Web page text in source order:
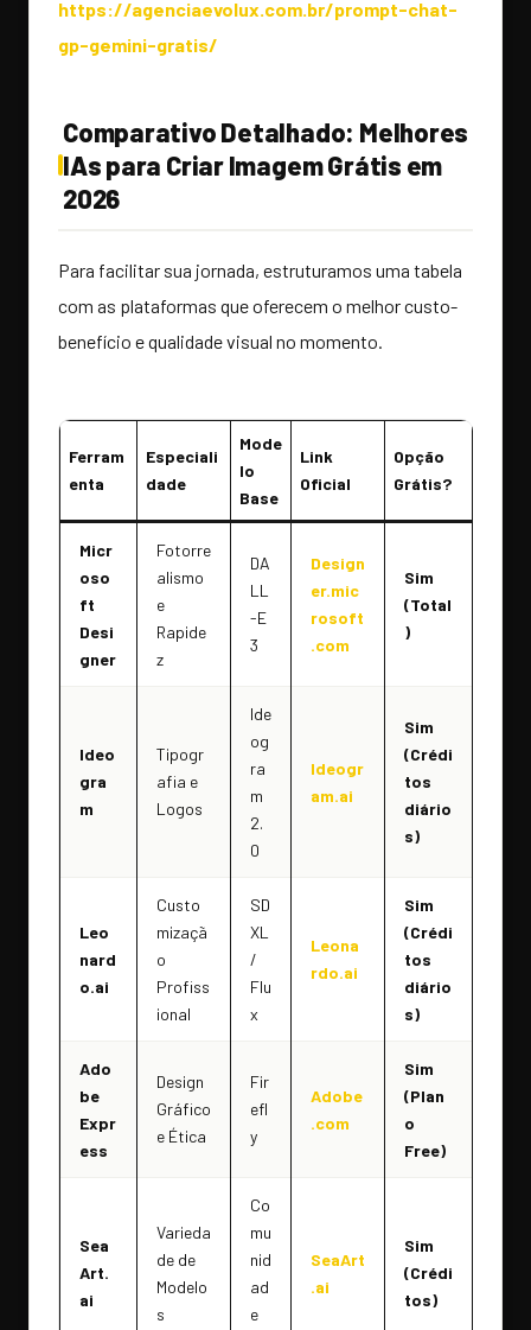
https://agenciaevolux.com.br/prompt-chat-
gp-gemini-gratis/
Comparativo Detalhado: Melhores
IAs para Criar Imagem Grátis em
2026
Para facilitar sua jornada, estruturamos uma tabela
com as plataformas que oferecem o melhor custo-
benefício e qualidade visual no momento.
Ferram
enta
Especiali
dade
Mode
lo
Base
Link
Oficial
Opção
Grátis?
Micr
oso
ft
Desi
gner
Fotorre
alismo
e
Rapide
z
DA
LL
-E
3
Design
er.mic
rosoft
.com
Sim
(Total
)
Ideo
gra
m
Tipogr
afia e
Logos
Ide
og
ra
m
2.
0
Ideogr
am.ai
Sim
(Crédi
tos
diário
s)
Leo
nard
o.ai
Custo
mizaçã
o
Profiss
ional
SD
XL
/
Flu
x
Leona
rdo.ai
Sim
(Crédi
tos
diário
s)
Ado
be
Expr
ess
Design
Gráfico
e Ética
Fir
efl
y
Adobe
.com
Sim
(Plan
o
Free)
Sea
Art.
ai
Varieda
de de
Modelo
s
Co
mu
nid
ad
e
SeaArt
.ai
Sim
(Crédi
tos)